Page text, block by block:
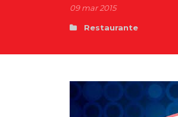
09 mar 2015
Restaurante